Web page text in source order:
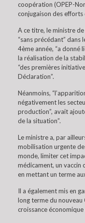
coopération (OPEP-
conjugaison des efforts
A ce titre, le ministre
“sans précédant”
4ème année, “a donné
la réalisation de la
“des premières
Déclaration”.
Néanmoins,
négativement les
production”, avait
de la situation”.
Le ministre a, par
mobilisation urgente
monde, limiter cet
médicament, un vaccin
en mettant un terme
Il a également mis en
long terme du
croissance